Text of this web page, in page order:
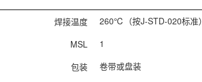
焊接温度
260℃（按J-STD-020标准）
MSL
1
包装
卷带或盘装